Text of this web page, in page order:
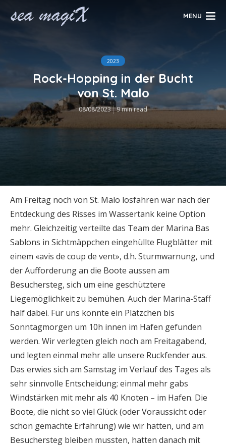
MENU
2023
Rock-Hopping in der Bucht
von St. Malo
08/08/2023 9 min read
Am Freitag noch von St. Malo losfahren war nach der
Entdeckung des Risses im Wassertank keine Option
mehr. Gleichzeitig verteilte das Team der Marina Bas
Sablons in Sichtmäppchen eingehüllte Flugblätter mit
einem «avis de coup de vent», d.h. Sturmwarnung, und
der Aufforderung an die Boote aussen am
Besuchersteg, sich um eine geschütztere
Liegemöglichkeit zu bemühen. Auch der Marina-Staff
half dabei. Für uns konnte ein Plätzchen bis
Sonntagmorgen um 10h innen im Hafen gefunden
werden. Wir verlegten gleich noch am Freitagabend,
und legten einmal mehr alle unsere Ruckfender aus.
Das erwies sich am Samstag im Verlauf des Tages als
sehr sinnvolle Entscheidung; einmal mehr gabs
Windstärken mit mehr als 40 Knoten – im Hafen. Die
Boote, die nicht so viel Glück (oder Voraussicht oder
schon gemachte Erfahrung) wie wir hatten, und am
Besuchersteg bleiben mussten, hatten danach mit